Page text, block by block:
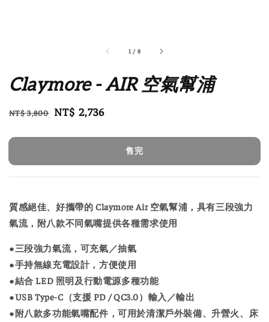
1 / 8
Claymore - AIR 空氣幫浦
Regular
NT$ 3,800 Sale
NT$ 2,736
售完
質感絕佳、好攜帶的 Claymore Air 空氣幫浦，具有三段強力
氣流，附八款不同氣嘴提供各種需求使用
●三段強力氣流，可充氣／抽氣
●手持無線充電設計，方便使用
●結合 LED 照明及行動電源多種功能
●USB Type-C（支援 PD / QC3.0）輸入／輸出
●附八款多功能氣嘴配件，可用於清潔戶外裝備、升營火、床